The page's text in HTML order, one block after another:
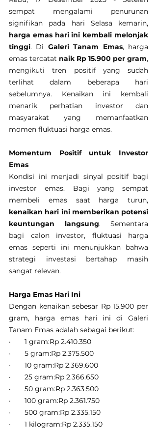
sempat mengalami penurunan
harga emas hari ini kembali melonjak
tinggi. Di Galeri Tanam Emas, harga
emas tercatat naik Rp 15.900 per gram,
mengikuti tren positif yang sudah
terlihat dalam beberapa hari
sebelumnya. Kenaikan ini kembali
menarik perhatian investor dan
masyarakat yang memanfaatkan
momen fluktuasi harga emas.
Momentum Positif untuk Investor
Emas
Kondisi ini menjadi sinyal positif bagi
investor emas. Bagi yang sempat
kenaikan hari ini memberikan potensi
keuntungan langsung. Sementara
bagi calon investor, fluktuasi harga
emas seperti ini menunjukkan bahwa
strategi investasi bertahap masih
sangat relevan.
Harga Emas Hari Ini
Dengan kenaikan sebesar Rp 15.900 per
gram, harga emas hari ini di Galeri
Tanam Emas adalah sebagai berikut:
·       1 gram:Rp 2.410.350
·       5 gram:Rp 2.375.500
·       10 gram:Rp 2.369.600
·       25 gram:Rp 2.366.650
·       50 gram:Rp 2.363.500
·       100 gram:Rp 2.361.750
·       500 gram:Rp 2.335.150
·       1 kilogram:Rp 2.335.150